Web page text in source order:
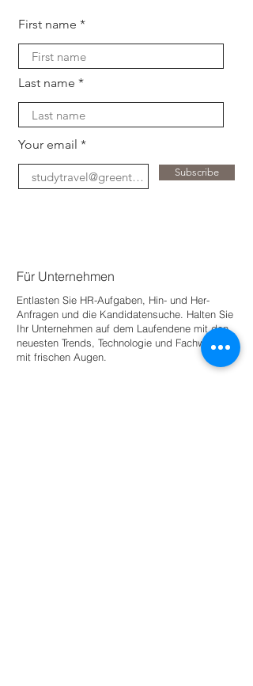
First name
Last name
Your email
Subscribe
Für Unternehmen
Entlasten Sie HR-Aufgaben, Hin- und Her-
Anfragen und die Kandidatensuche. Halten Sie
Ihr Unternehmen auf dem Laufendene mit den
neuesten Trends, Technologie und Fachwissen
mit frischen Augen.